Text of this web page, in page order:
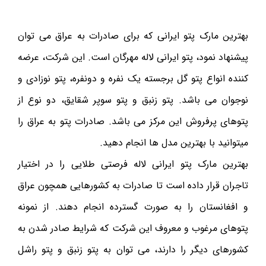
بهترین مارک پتو ایرانی که برای صادرات به عراق می توان
پیشنهاد نمود، پتو ایرانی لاله مهرگان است. این شرکت، عرضه
کننده انواع پتو گل برجسته یک نفره و دونفره، پتو نوزادی و
نوجوان می باشد. پتو زنبق و پتو سوپر شقایق، دو نوع از
پتوهای پرفروش این مرکز می باشد. صادرات پتو به عراق را
میتوانید با بهترین مدل ها انجام دهید.
بهترین مارک پتو ایرانی لاله فرصتی طلایی را در اختیار
تاجران قرار داده است تا صادرات به کشورهایی همچون عراق
و افغانستان را به صورت گسترده انجام دهند. از نمونه
پتوهای مرغوب و معروف این شرکت که شرایط صادر شدن به
کشورهای دیگر را دارند، می توان به پتو زنبق و پتو راشل